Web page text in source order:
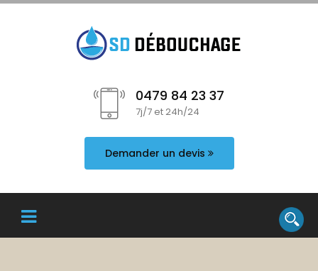
0479 84 23 37
7j/7 et 24h/24
Demander un devis